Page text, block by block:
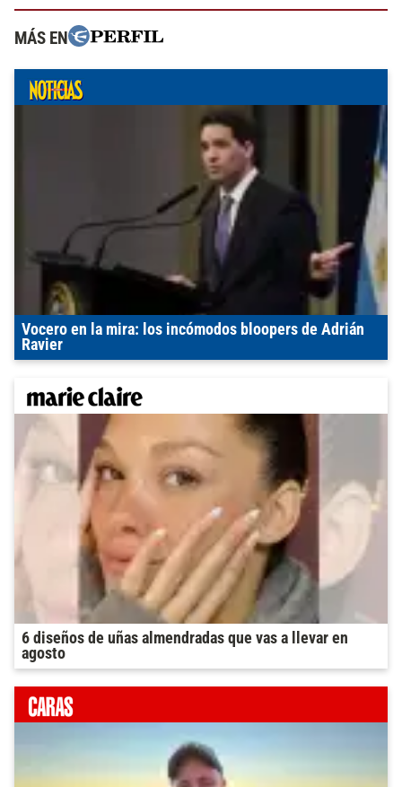
MÁS EN
Vocero en la mira: los incómodos bloopers de Adrián
Ravier
6 diseños de uñas almendradas que vas a llevar en
agosto